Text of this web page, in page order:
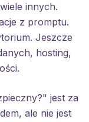
innych.
z promptu.
Jeszcze
hosting,
jest za
ale nie jest